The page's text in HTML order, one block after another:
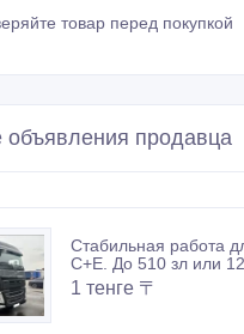
товар перед покупкой
продавца
Стабильная работа
C+E. До 510 зл или
1 тенге 〒